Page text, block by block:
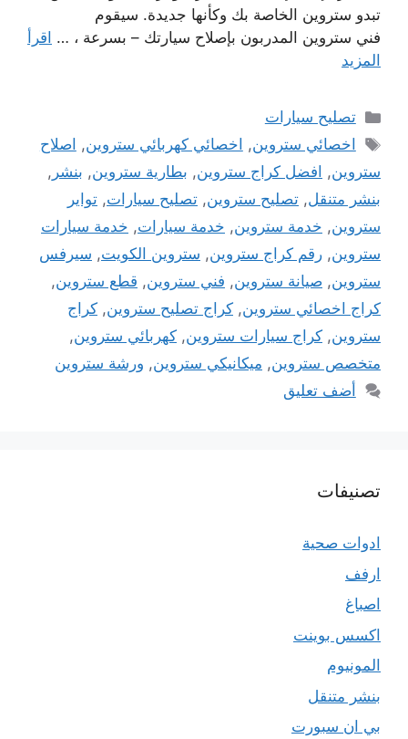
تبدو ستروين الخاصة بك وكأنها جديدة. سيقوم
فني ستروين المدربون بإصلاح سيارتك – بسرعة ، … اقرأ
المزيد
التصنيفات
تصليح سيارات
الوسوم
اخصائي ستروين, اخصائي كهربائي ستروين, اصلاح
ستروين, افضل كراج ستروين, بطارية ستروين, بنشر ,
بنشر متنقل, تصليح ستروين, تصليح سيارات, تواير
ستروين, خدمة ستروين, خدمة سيارات, خدمة سيارات
ستروين, رقم كراج ستروين, ستروين الكويت, سيرفس
ستروين, صيانة ستروين, فني ستروين, قطع ستروين,
كراج اخصائي ستروين, كراج تصليح ستروين, كراج
ستروين, كراج سيارات ستروين, كهربائي ستروين,
متخصص ستروين, ميكانيكي ستروين, ورشة ستروين
أضف تعليق
تصنيفات
ادوات صحية
ارفف
اصباغ
اكسس بوينت
المونيوم
بنشر متنقل
بي ان سبورت